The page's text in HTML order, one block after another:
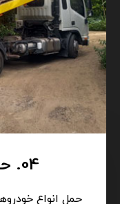
04. حمل خودرو تهران
حمل انواع